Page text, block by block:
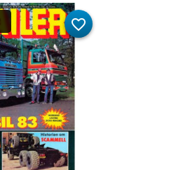
favorite_border